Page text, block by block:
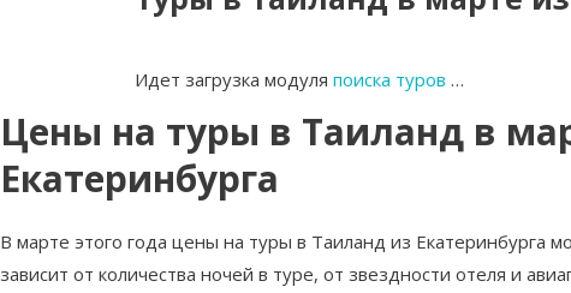
Идет загрузка модуля поиска туров …
Цены на туры в Таиланд в
Екатеринбурга
В марте этого года цены на туры в Таиланд из Екатеринбурга
зависит от количества ночей в туре, от звездности отеля и